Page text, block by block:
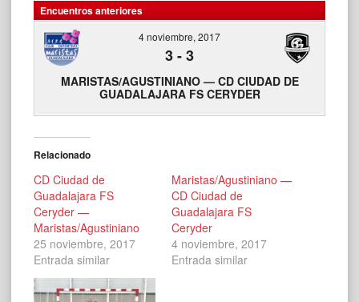
Encuentros anteriores
4 noviembre, 2017
3-3
MARISTAS/AGUSTINIANO — CD CIUDAD DE
GUADALAJARA FS CERYDER
Relacionado
CD Ciudad de
Guadalajara FS
Ceryder —
Maristas/Agustiniano
25 noviembre, 2017
Entrada similar
Maristas/Agustiniano —
CD Ciudad de
Guadalajara FS
Ceryder
4 noviembre, 2017
Entrada similar